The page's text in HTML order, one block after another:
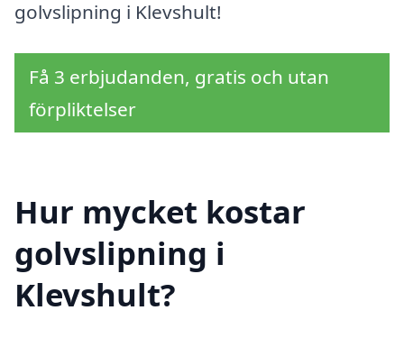
golvslipning i Klevshult!
Få 3 erbjudanden, gratis och utan
förpliktelser
Hur mycket kostar
golvslipning i
Klevshult?